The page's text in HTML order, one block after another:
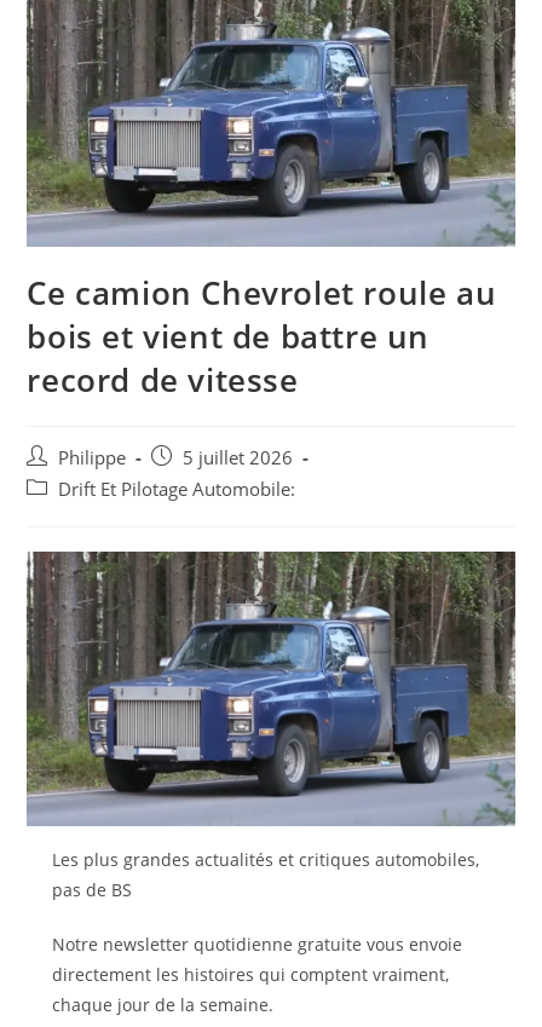
Ce camion Chevrolet roule au
bois et vient de battre un
record de vitesse
Auteur/autrice
de
Philippe
Post
published:
5 juillet 2026
PostDrift Et Pilotage Automobile:
Les plus grandes actualités et critiques automobiles,
pas de BS
Notre newsletter quotidienne gratuite vous envoie
directement les histoires qui comptent vraiment,
chaque jour de la semaine.